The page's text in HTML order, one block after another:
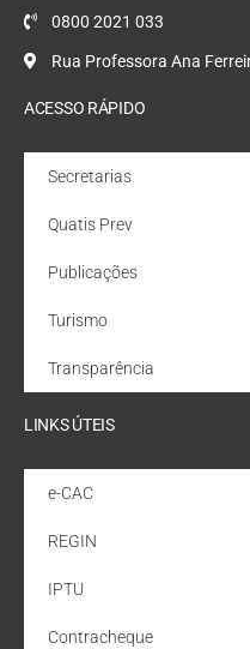
0800 2021 033
Rua Professora Ana
ACESSO RÁPIDO
Secretarias
Quatis Prev
Publicações
Turismo
Transparência
LINKS ÚTEIS
e-CAC
REGIN
IPTU
Contracheque